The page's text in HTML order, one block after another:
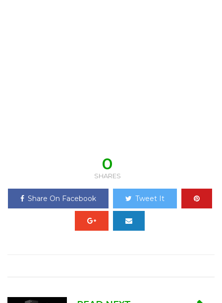
0
SHARES
Share On Facebook Tweet It